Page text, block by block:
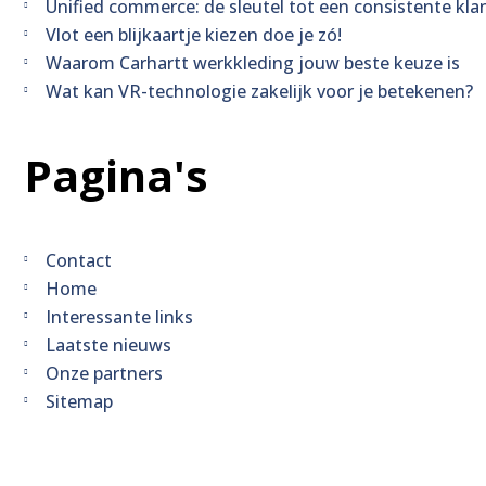
Unified commerce: de sleutel tot een consistente
Vlot een blijkaartje kiezen doe je zó!
Waarom Carhartt werkkleding jouw beste keuze is
Wat kan VR-technologie zakelijk voor je betekenen?
Pagina's
Contact
Home
Interessante links
Laatste nieuws
Onze partners
Sitemap